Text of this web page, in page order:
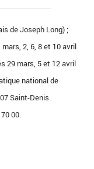
de Joseph Long) ;
2, 6, 8 et 10 avril
29 mars, 5 et 12 avril
national de
Saint-Denis.
00.